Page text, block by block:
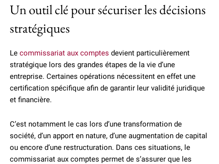
Un outil clé pour sécuriser les décisions
stratégiques
Le commissariat aux comptes devient particulièrement
stratégique lors des grandes étapes de la vie d’une
entreprise. Certaines opérations nécessitent en effet une
certification spécifique afin de garantir leur validité juridique
et financière.
C’est notamment le cas lors d’une transformation de
société, d’un apport en nature, d’une augmentation de capital
ou encore d’une restructuration. Dans ces situations, le
commissariat aux comptes permet de s’assurer que les